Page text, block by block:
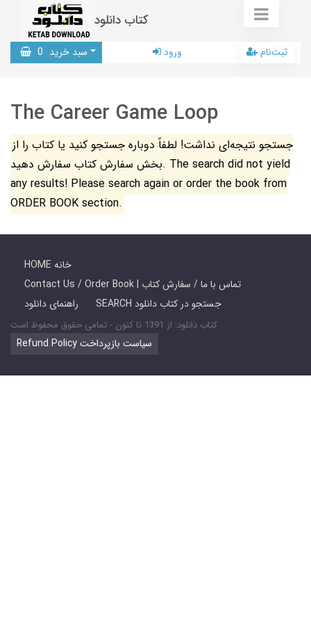
کتاب دانلود
سبد خرید 0 ورود ثبت‌نام
The Career Game Loop
جستجو نتیجه‌ای نداشت! لطفاً دوباره جستجو کنید یا کتاب را از
بخش سفارش کتاب سفارش دهید. The search did not yield
any results! Please search again or order the book from
ORDER BOOK section.
HOME خانه
Contact Us / Order Book | تماس با ما / سفارش کتاب
راهنمای دانلود
SEARCH جستجو در کتاب دانلود
کتاب دانلود: از 1391 تا کنون - تمامی حقوق محفوظ است
Refund Policy سیاست بازپرداخت